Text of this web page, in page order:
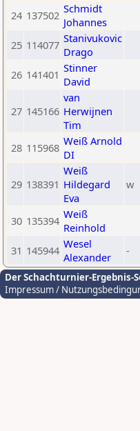
24 137502 Schmidt
Johannes
25 114077 Stanivukovic
Drago
26 141401 Stinner
David
27 145166
van
Herwijnen
Tim
28 115968 Weiß Arnold
DI
29 138391
Weiß
Hildegard
Eva
w
30 135394 Weiß
Reinhold
31 145944 Wesel
Alexander
-
Der Schachturnier-Ergebnis-
Impressum /